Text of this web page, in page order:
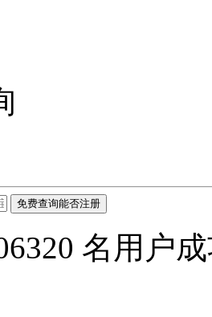
免费查询能否注册
名用户